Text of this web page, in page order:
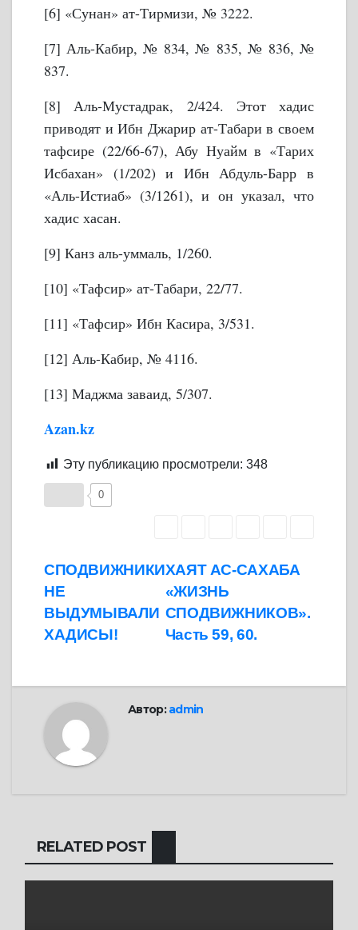
[6] «Сунан» ат-Тирмизи, № 3222.
[7] Аль-Кабир, № 834, № 835, № 836, №
837.
[8] Аль-Мустадрак, 2/424. Этот хадис
приводят и Ибн Джарир ат-Табари в своем
тафсире (22/66-67), Абу Нуайм в «Тарих
Исбахан» (1/202) и Ибн Абдуль-Барр в
«Аль-Истиаб» (3/1261), и он указал, что
хадис хасан.
[9] Канз аль-уммаль, 1/260.
[10] «Тафсир» ат-Табари, 22/77.
[11] «Тафсир» Ибн Касира, 3/531.
[12] Аль-Кабир, № 4116.
[13] Маджма заваид, 5/307.
Azan.kz
Эту публикацию просмотрели: 348
0
Навигация
по
записям
ХАЯТ АС-САХАБА
«ЖИЗНЬ
СПОДВИЖНИКОВ».
Часть 59, 60.
СПОДВИЖНИКИ
НЕ
ВЫДУМЫВАЛИ
ХАДИСЫ!
Автор:admin
RELATED POST